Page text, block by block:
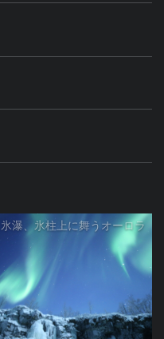
氷瀑、氷柱上に舞うオーロラ